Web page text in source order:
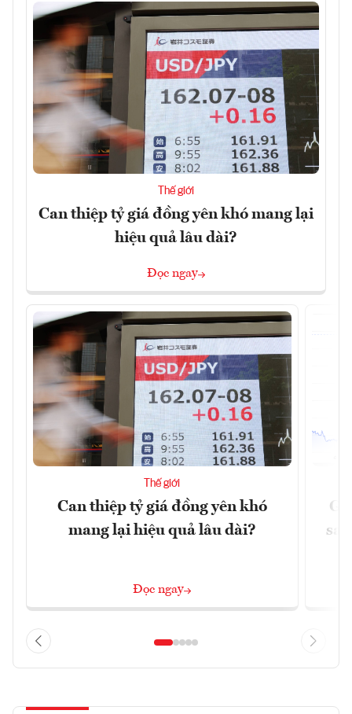
Thế giới
Can thiệp tỷ giá đồng yên khó mang lại
hiệu quả lâu dài?
Đọc ngay
Thế giới
Can thiệp tỷ giá đồng yên khó
mang lại hiệu quả lâu dài?
Đọc ngay